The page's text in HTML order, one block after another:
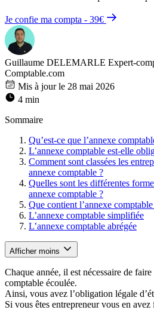
Je confie ma compta - 39€
Guillaume DELEMARLE Expert-
Comptable.com
Mis à jour le 28 mai 2026
4 min
Sommaire
Qu’est-ce que l’annexe
L’annexe comptable est-elle
Comment sont classées les
annexe comptable ?
Quelles sont les différentes
annexe comptable ?
Que contient l’annexe
L’annexe comptable simplifiée
L’annexe comptable abrégée
Afficher moins
Chaque année, il est nécessaire de
comptable écoulée.
Ainsi, vous avez l’obligation légale
Si vous êtes entrepreneur vous en